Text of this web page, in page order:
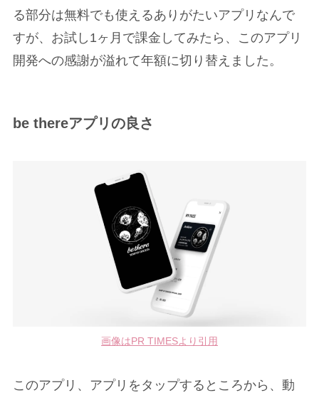
る部分は無料でも使えるありがたいアプリなんで
すが、お試し1ヶ月で課金してみたら、このアプリ
開発への感謝が溢れて年額に切り替えました。
be thereアプリの良さ
画像はPR TIMESより引用
このアプリ、アプリをタップするところから、動